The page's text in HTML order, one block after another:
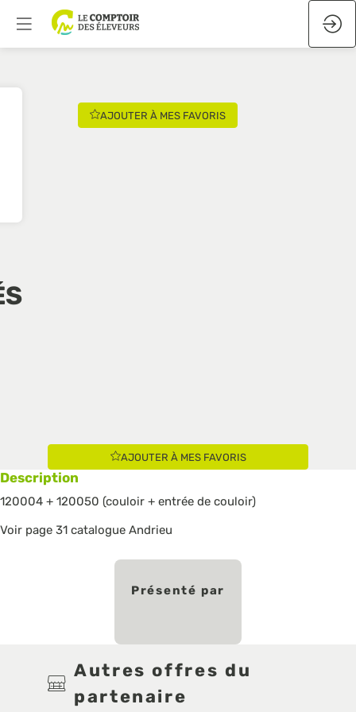
AJOUTER À MES FAVORIS
AJOUTER À MES FAVORIS
Description
120004 + 120050 (couloir + entrée de couloir)
Voir page 31 catalogue Andrieu
Présenté par
Autres offres du
partenaire